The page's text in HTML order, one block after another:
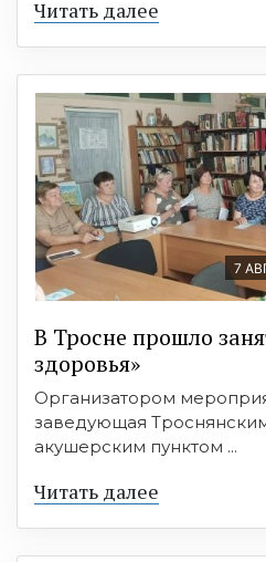
Читать далее
7
В Тросне прошло
здоровья»
Организатором
заведующая
акушерским пунктом ...
Читать далее